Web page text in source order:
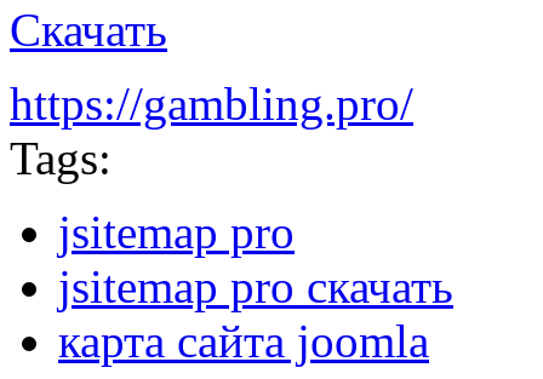
Скачать
https://gambling.pro/
Tags:
jsitemap pro
jsitemap pro скачать
карта сайта joomla